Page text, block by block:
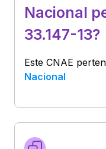
Nacional
33.147-13?
Este CNAE
Nacional